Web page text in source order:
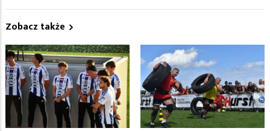
Zobacz także